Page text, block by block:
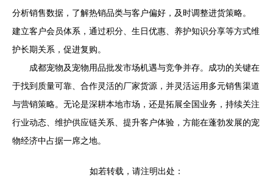
分析销售数据，了解热销品类与客户偏好，及时调整进货策略。
建立客户会员体系，通过积分、生日优惠、养护知识分享等方式维
护长期关系，促进复购。
成都宠物及宠物用品批发市场机遇与竞争并存。成功的关键在
于找到质量可靠、合作灵活的厂家货源，并灵活运用多元销售渠道
与营销策略。无论是深耕本地市场，还是拓展全国业务，持续关注
行业动态、维护供应链关系、提升客户体验，方能在蓬勃发展的宠
物经济中占据一席之地。
如若转载，请注明出处：